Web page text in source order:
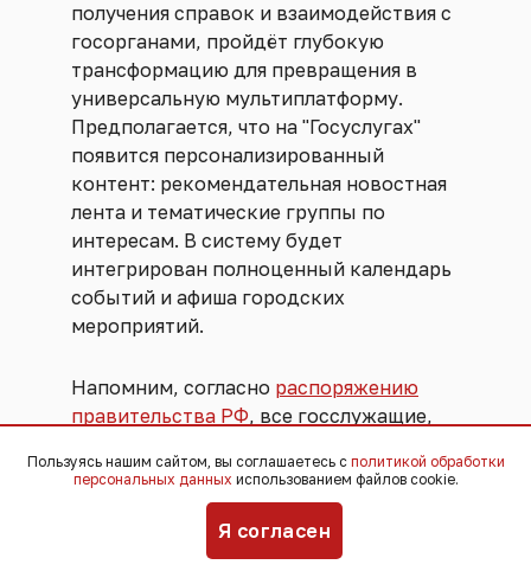
получения справок и взаимодействия с
госорганами, пройдёт глубокую
трансформацию для превращения в
универсальную мультиплатформу.
Предполагается, что на "Госуслугах"
появится персонализированный
контент: рекомендательная новостная
лента и тематические группы по
интересам. В систему будет
интегрирован полноценный календарь
событий и афиша городских
мероприятий.
Напомним, согласно распоряжению
правительства РФ, все госслужащие,
и организаций должны перевести
рабочую коммуникацию из
общедоступных платформ в
нацмессенджер Max к 2030 году.
Пользуясь нашим сайтом, вы соглашаетесь с политикой обработки
персональных данных использованием файлов cookie.
Я согласен